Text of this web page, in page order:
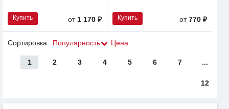
Купить от 1 170 ₽ Купить от770 ₽
Сортировка: Популярность Цена
1 2 3 4 5 6 7 ...
12